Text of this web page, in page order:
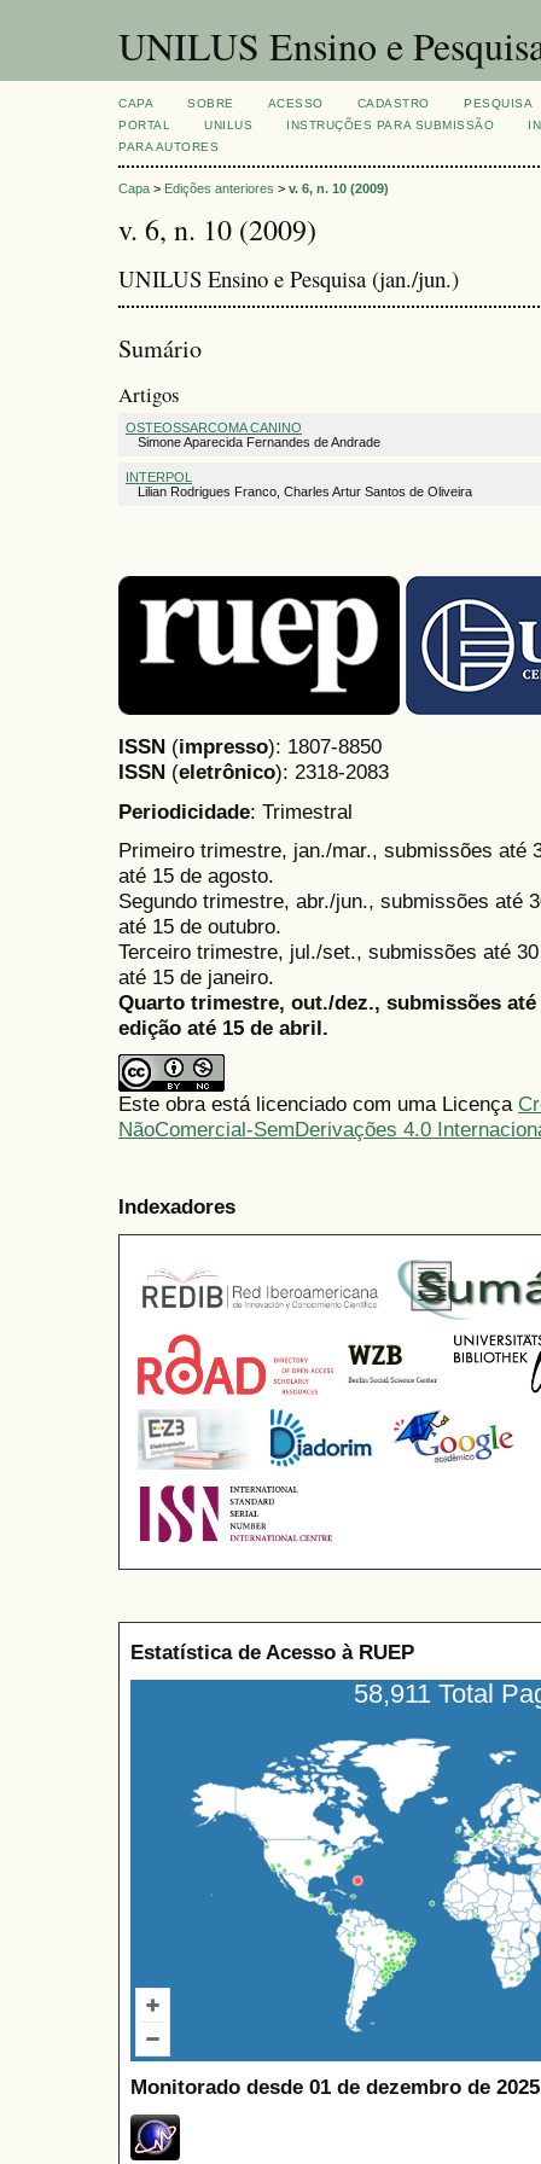
UNILUS Ensino e
CAPA SOBRE ACESSO CADASTRO
PESQUISA
PORTAL
UNILUS INSTRUÇÕES PARA SUBMISSÃO
PARA AUTORES
Capa > Edições anteriores > v. 6, n. 10 (2009)
v. 6, n. 10 (2009)
UNILUS Ensino e Pesquisa (jan./jun.)
Sumário
Artigos
OSTEOSSARCOMA CANINO
Simone Aparecida Fernandes de Andrade
INTERPOL
Lilian Rodrigues Franco, Charles Artur Santos de Oliveira
ISSN (impresso): 1807-8850
ISSN (eletrônico): 2318-2083
Periodicidade: Trimestral
Primeiro trimestre, jan./mar., submissões até
até 15 de agosto.
Segundo trimestre, abr./jun., submissões até
até 15 de outubro.
Terceiro trimestre, jul./set., submissões até
até 15 de janeiro.
Quarto trimestre, out./dez., submissões
edição até 15 de abril.
Este obra está licenciado com uma Licença
NãoComercial-SemDerivações 4.0
Indexadores
Estatística de Acesso à RUEP
58,911 Total
Monitorado desde 01 de dezembro de